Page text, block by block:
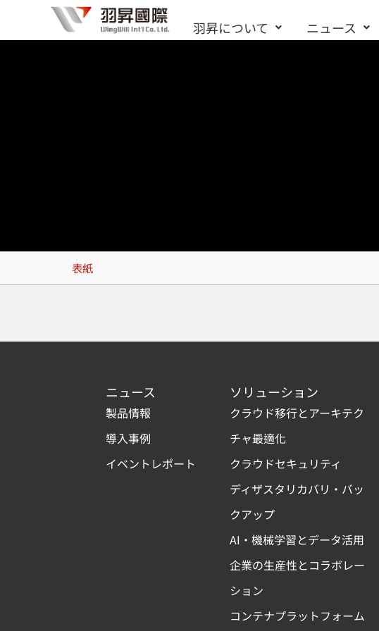
容
羽昇について ニュース
表紙
ニュース
製品情報
導入事例
イベントレポート
ソリューション
クラウド移行とアーキテク
チャ最適化
クラウドセキュリティ
ディザスタリカバリ・バッ
クアップ
AI・機械学習とデータ活用
企業の生産性とコラボレー
ション
コンテナプラットフォーム